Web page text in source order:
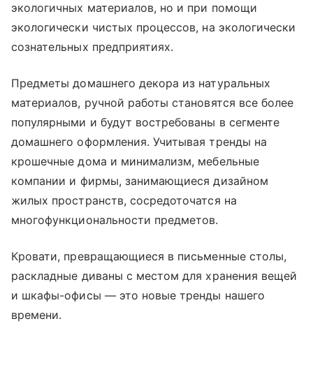
экологичных материалов, но и при помощи
экологически чистых процессов, на экологически
сознательных предприятиях.
Предметы домашнего декора из натуральных
материалов, ручной работы становятся все более
популярными и будут востребованы в сегменте
домашнего оформления. Учитывая тренды на
крошечные дома и минимализм, мебельные
компании и фирмы, занимающиеся дизайном
жилых пространств, сосредоточатся на
многофункциональности предметов.
Кровати, превращающиеся в письменные столы,
раскладные диваны с местом для хранения вещей
и шкафы-офисы — это новые тренды нашего
времени.